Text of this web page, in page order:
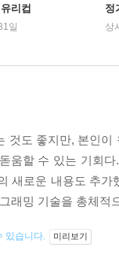
리컵
일
정
상
것도 좋지만, 본인
움할 수 있는 기회
새로운 내용도 추
래밍 기술을 총체적
있습니다. 미리보기